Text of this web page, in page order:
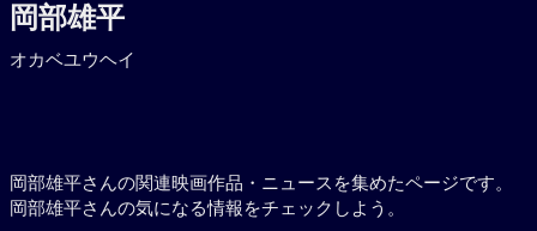
岡部雄平
オカベユウヘイ
岡部雄平さんの関連映画作品・ニュースを集めたページです。
岡部雄平さんの気になる情報をチェックしよう。